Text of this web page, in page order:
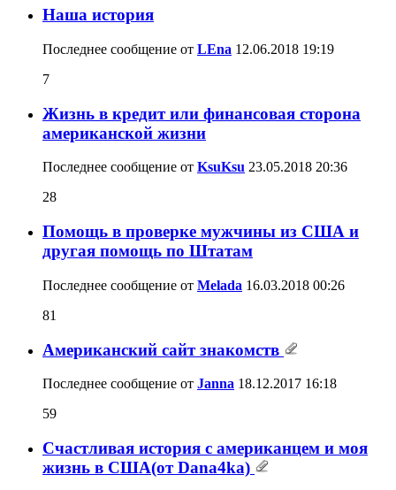
Наша история
Последнее сообщение от LEna 12.06.2018 19:19
7
Жизнь в кредит или финансовая сторона
американской жизни
Последнее сообщение от KsuKsu 23.05.2018 20:36
28
Помощь в проверке мужчины из США и
другая помощь по Штатам
Последнее сообщение от Melada 16.03.2018 00:26
81
Американский сайт знакомств
Последнее сообщение от Janna 18.12.2017 16:18
59
Счастливая история с американцем и моя
жизнь в США(от Dana4ka)